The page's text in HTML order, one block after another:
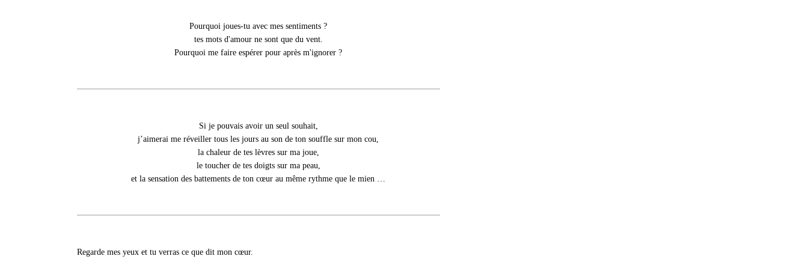
Pourquoi joues-tu avec mes sentiments ?
tes mots d'amour ne sont que du vent.
Pourquoi me faire espérer pour après m'ignorer ?
Si je pouvais avoir un seul souhait,
j’aimerai me réveiller tous les jours au son de ton souffle sur mon cou,
la chaleur de tes lèvres sur ma joue,
le toucher de tes doigts sur ma peau,
et la sensation des battements de ton cœur au même rythme que le mien …
Regarde mes yeux et tu verras ce que dit mon cœur.